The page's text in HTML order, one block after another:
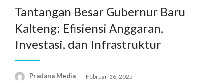
Tantangan Besar Gubernur Baru
Kalteng: Efisiensi Anggaran,
Investasi, dan Infrastruktur
Pradana Media Februari 26, 2025